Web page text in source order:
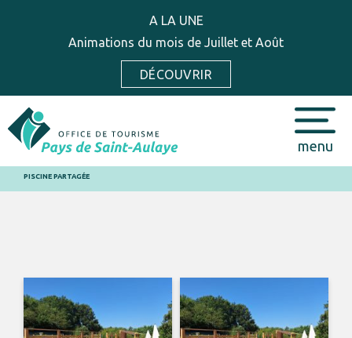
A LA UNE
Animations du mois de Juillet et Août
DÉCOUVRIR
menu
PISCINE PARTAGÉE